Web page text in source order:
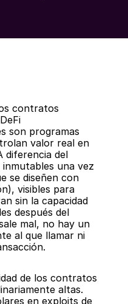
contratos
son programas
valor real en
diferencia del
una vez
se diseñen con
visibles para
sin la capacidad
después del
mal, no hay un
al que llamar ni
de los contratos
altas.
en exploits de